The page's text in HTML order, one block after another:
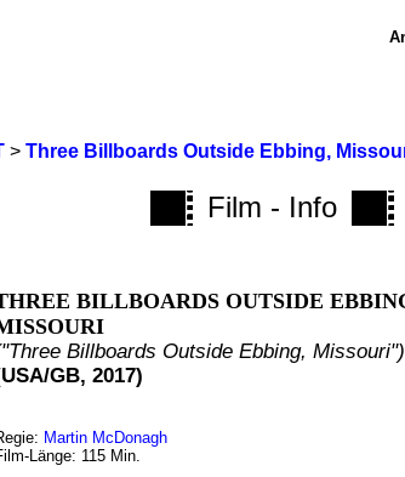
> Three Billboards Outside Ebbing,
Film - Info
BILLBOARDS OUTSIDE
Billboards Outside Ebbing, Missouri")
GB, 2017)
Martin McDonagh
Länge: 115 Min.